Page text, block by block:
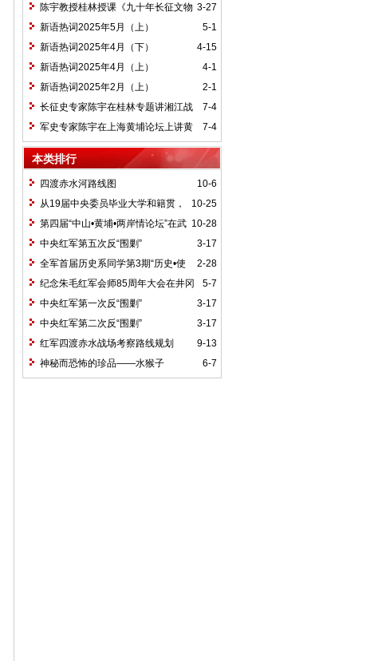
的黄埔师生》
3-27
陈宇教授桂林授课《九十年长征文物
鉴赏》
5-1
新语热词2025年5月（上）
4-15
新语热词2025年4月（下）
4-1
新语热词2025年4月（上）
2-1
新语热词2025年2月（上）
7-4
长征史专家陈宇在桂林专题讲湘江战
役精神
7-4
军史专家陈宇在上海黄埔论坛上讲黄
埔精神与国家统一大业
本类排行
10-6
四渡赤水河路线图
10-25
从19届中央委员毕业大学和籍贯，
看当代中国文化区域积淀
10-28
第四届“中山•黄埔•两岸情论坛”在武
汉举行
3-17
中央红军第五次反“围剿”
2-28
全军首届历史系同学第3期“历史•使
命”论坛纪要
5-7
纪念朱毛红军会师85周年大会在井冈
山召开
3-17
中央红军第一次反“围剿”
3-17
中央红军第二次反“围剿”
9-13
红军四渡赤水战场考察路线规划
6-7
神秘而恐怖的珍品——水猴子